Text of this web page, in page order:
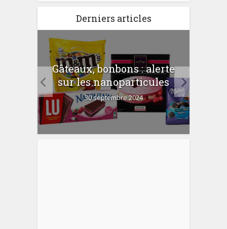
Derniers articles
Gâteaux, bonbons : alerte
sur les nanoparticules
30 septembre 2024